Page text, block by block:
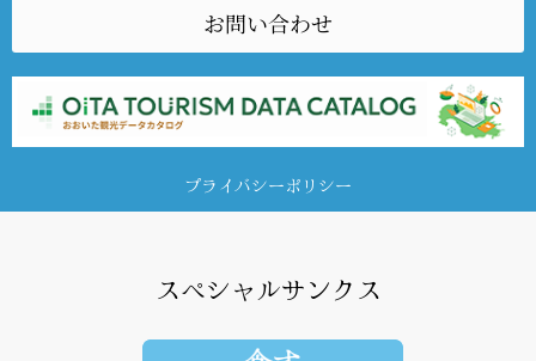
お問い合わせ
プライバシーポリシー
スペシャルサンクス